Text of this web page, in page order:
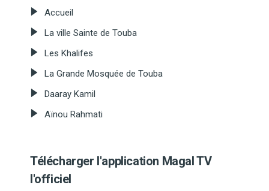
Accueil
La ville Sainte de Touba
Les Khalifes
La Grande Mosquée de Touba
Daaray Kamil
Aïnou Rahmati
Télécharger l'application Magal TV
l'officiel